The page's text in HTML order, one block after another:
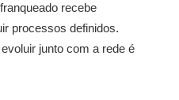
recebe
processos definidos.
junto com a rede é